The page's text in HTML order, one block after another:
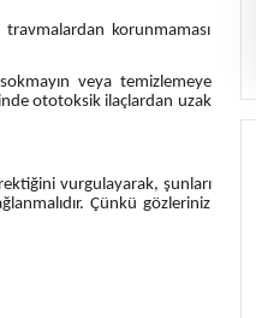
travmalardan korunmaması
veya temizlemeye
ototoksik ilaçlardan uzak
vurgulayarak, şunları
Çünkü gözleriniz